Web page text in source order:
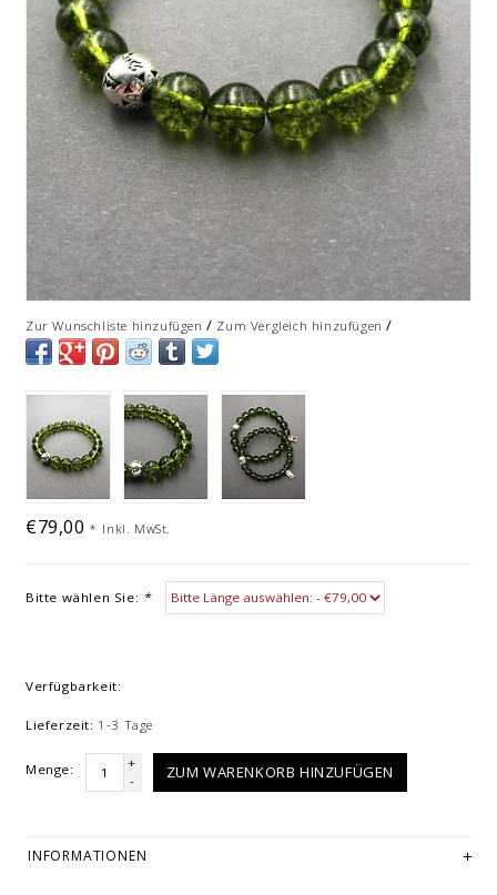
Zur Wunschliste hinzufügen / Zum Vergleich hinzufügen /
€79,00* Inkl. MwSt.
Bitte wählen Sie: *
Verfügbarkeit:
Lieferzeit: 1-3 Tage
Menge:
+
-
ZUM WARENKORB HINZUFÜGEN
INFORMATIONEN